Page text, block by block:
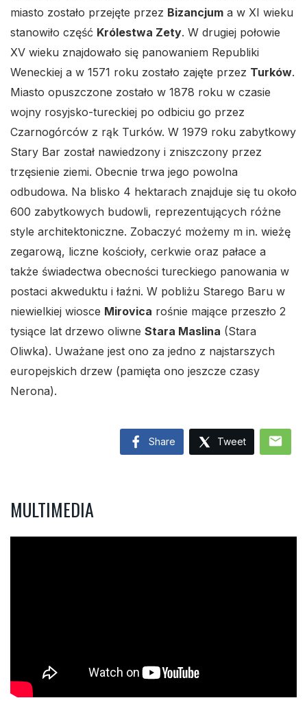
miasto zostało przejęte przez Bizancjum a w XI wieku
stanowiło część Królestwa Zety. W drugiej połowie
XV wieku znajdowało się panowaniem Republiki
Weneckiej a w 1571 roku zostało zajęte przez Turków.
Miasto opuszczone zostało w 1878 roku w czasie
wojny rosyjsko-tureckiej po odbiciu go przez
Czarnogórców z rąk Turków. W 1979 roku zabytkowy
Stary Bar został nawiedzony i zniszczony przez
trzęsienie ziemi. Obecnie trwa jego powolna
odbudowa. Na blisko 4 hektarach znajduje się tu około
600 zabytkowych budowli, reprezentujących różne
style architektoniczne. Zobaczyć możemy m in. wieżę
zegarową, liczne kościoły, cerkwie oraz pałace a
także świadectwa obecności tureckiego panowania w
postaci akweduktu i łaźni. W pobliżu Starego Baru w
niewielkiej wiosce Mirovica rośnie mające przeszło 2
tysiące lat drzewo oliwne Stara Maslina (Stara
Oliwka). Uważane jest ono za jedno z najstarszych
europejskich drzew (pamięta ono jeszcze czasy
Nerona).
Share Tweet mail
MULTIMEDIA